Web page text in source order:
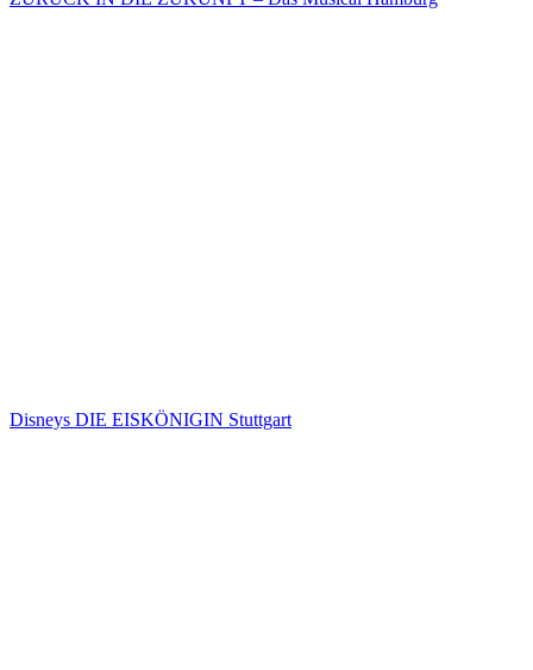
Disneys DIE EISKÖNIGIN Stuttgart